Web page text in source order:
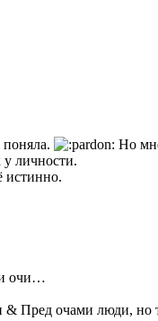
Но
у личности.
истинно.
очи…
& Пред очами люди, но